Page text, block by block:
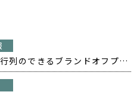
【最大90％OFF‼️神奈川県で行列のできるブランドオフプライス POPUP開催❗️】